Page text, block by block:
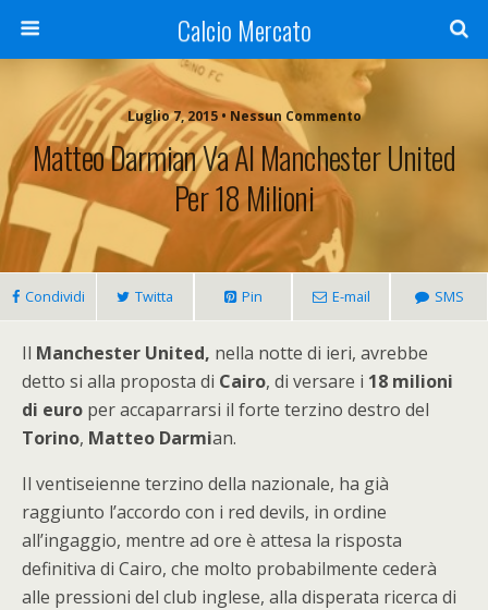
Calcio Mercato
Luglio 7, 2015 • Nessun Commento
Matteo Darmian Va Al Manchester United
Per 18 Milioni
Condividi Twitta Pin E-mail SMS
Il Manchester United, nella notte di ieri, avrebbe
detto si alla proposta di Cairo, di versare i 18 milioni
di euro per accaparrarsi il forte terzino destro del
Torino, Matteo Darmian.
Il ventiseienne terzino della nazionale, ha già
raggiunto l’accordo con i red devils, in ordine
all’ingaggio, mentre ad ore è attesa la risposta
definitiva di Cairo, che molto probabilmente cederà
alle pressioni del club inglese, alla disperata ricerca di